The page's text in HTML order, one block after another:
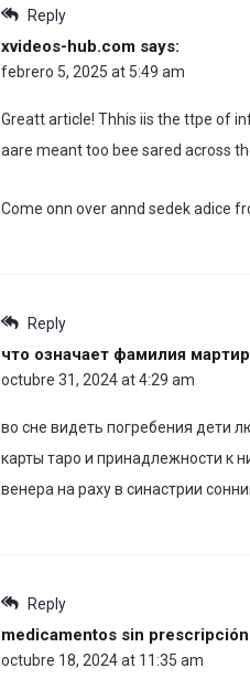
Reply
xvideos-hub.com says:
febrero 5, 2025 at 5:49 am
Greatt article! Thhis iis the ttpe of
aare meant too bee sared across
Come onn over annd sedek adice
Reply
что означает фамилия
octubre 31, 2024 at 4:29 am
во сне видеть погребения дети
карты таро и принадлежности к
венера на раху в синастрии
Reply
medicamentos sin
octubre 18, 2024 at 11:35 am